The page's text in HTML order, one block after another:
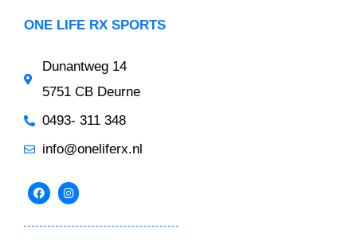
ONE LIFE RX SPORTS
Dunantweg 14
5751 CB Deurne
0493- 311 348
info@oneliferx.nl